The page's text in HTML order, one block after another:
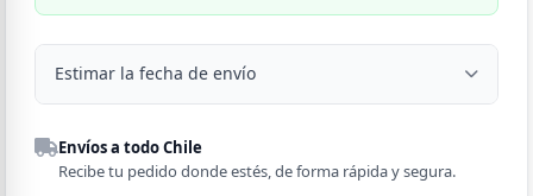
Estimar la fecha de envío
Despacho a domicilio
Región
Envíos a todo Chile
Recibe tu pedido donde estés, de forma rápida y segura.